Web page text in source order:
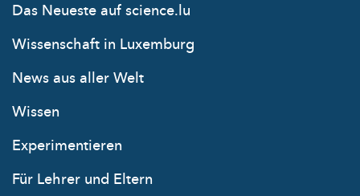
Das Neueste auf science.lu
Wissenschaft in Luxemburg
News aus aller Welt
Wissen
Experimentieren
Für Lehrer und Eltern